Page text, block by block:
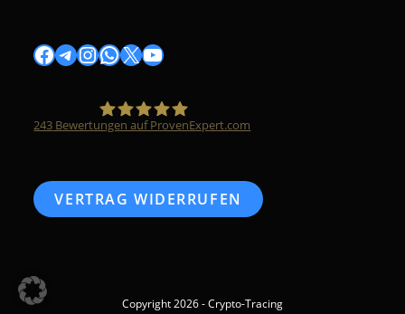
Facebook
Telegram
Instagram
WhatsApp
X YouTube
243 Bewertungen auf ProvenExpert.com
VERTRAG WIDERRUFEN
Copyright 2026 - Crypto-Tracing